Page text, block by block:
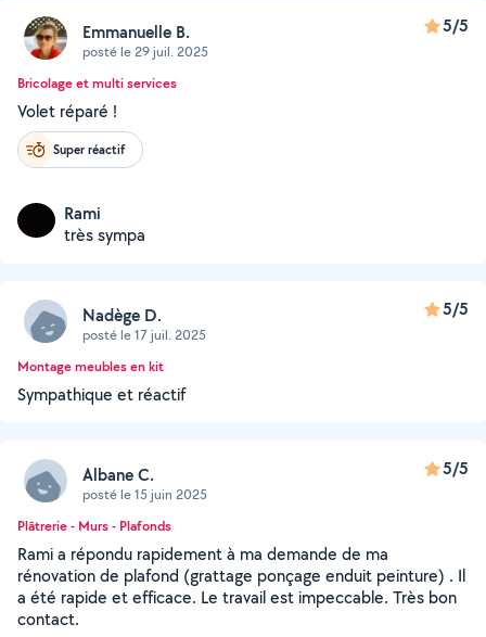
Emmanuelle B.
posté le 29 juil. 2025
5/5
Bricolage et multi services
Volet réparé !
Super réactif
Rami
très sympa
Nadège D.
posté le 17 juil. 2025
5/5
Montage meubles en kit
Sympathique et réactif
Albane C.
posté le 15 juin 2025
5/5
Plâtrerie - Murs - Plafonds
Rami a répondu rapidement à ma demande de ma
rénovation de plafond (grattage ponçage enduit peinture) . Il
a été rapide et efficace. Le travail est impeccable. Très bon
contact.